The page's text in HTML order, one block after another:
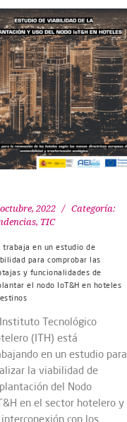
2022
Categoría:
, TIC
trabaja en un estudio de
para comprobar las
y funcionalidades de
el nodo IoT&H en hoteles
Tecnológico
(ITH) está
en un estudio para
la viabilidad de
del Nodo
en el sector hotelero y
con los